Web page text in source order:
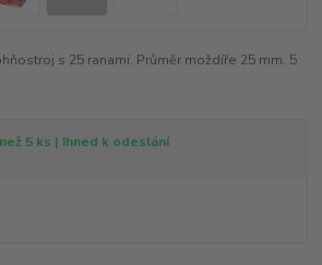
s 25 ranami. Průměr moždíře 25 mm. 5
5 ks | Ihned k odeslání